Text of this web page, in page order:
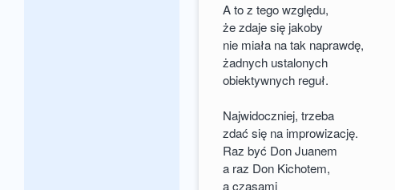
A to z tego względu,
że zdaje się jakoby
nie miała na tak naprawdę,
żadnych ustalonych
obiektywnych reguł.
Najwidoczniej, trzeba
zdać się na improwizację.
Raz być Don Juanem
a raz Don Kichotem,
a czasami